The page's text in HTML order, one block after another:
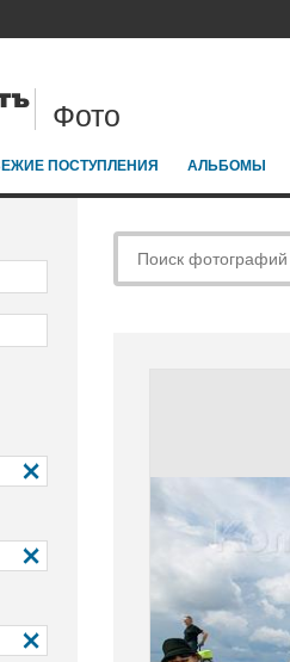
Фото
ПОСТУПЛЕНИЯ АЛЬБОМЫ